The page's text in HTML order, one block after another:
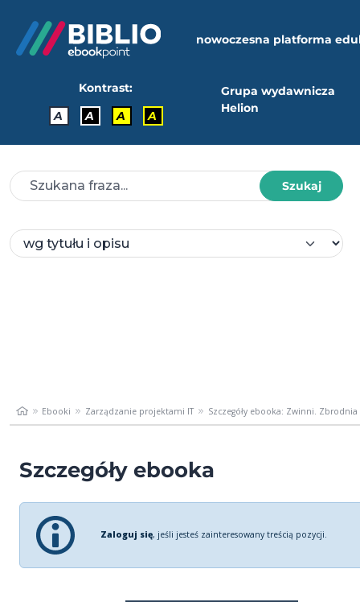
nowoczesna platforma
Kontrast:
A
A A A
Grupa wydawnicza
Helion
Szukaj
Ebooki Zarządzanie projektami IT Szczegóły ebooka: Zwinni. Zbrodnia
Szczegóły ebooka
Zaloguj się, jeśli jesteś zainteresowany treścią pozycji.